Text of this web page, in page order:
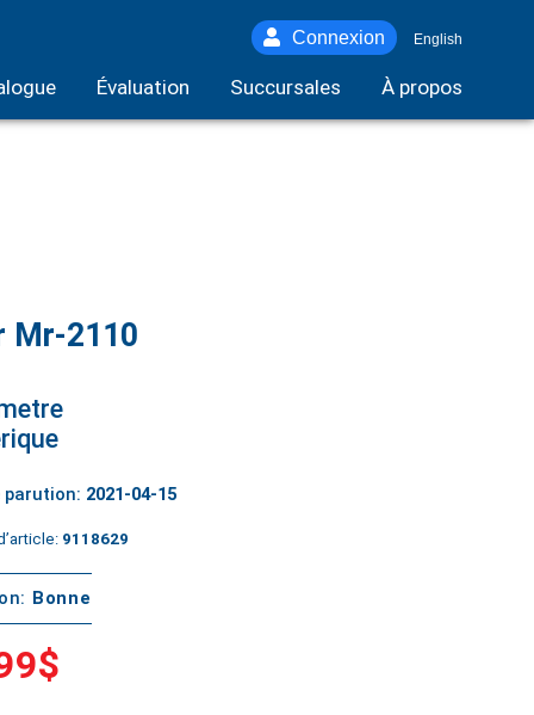
Connexion English
Évaluation Succursales À propos
Mr-2110
parution: 2021-04-15
9118629
Bonne